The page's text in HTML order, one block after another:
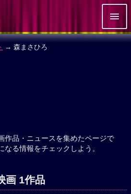
→ 森まさひろ
作品・ニュースを集めたページで
る情報をチェックしよう。
画 1作品